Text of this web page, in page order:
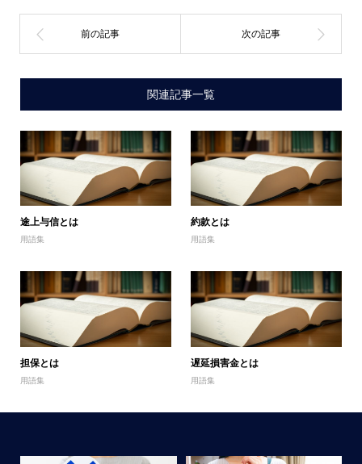
関連記事一覧
途上与信とは
用語集
約款とは
用語集
担保とは
用語集
遅延損害金とは
用語集